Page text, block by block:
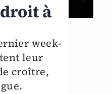
à
week-
leur
croître,